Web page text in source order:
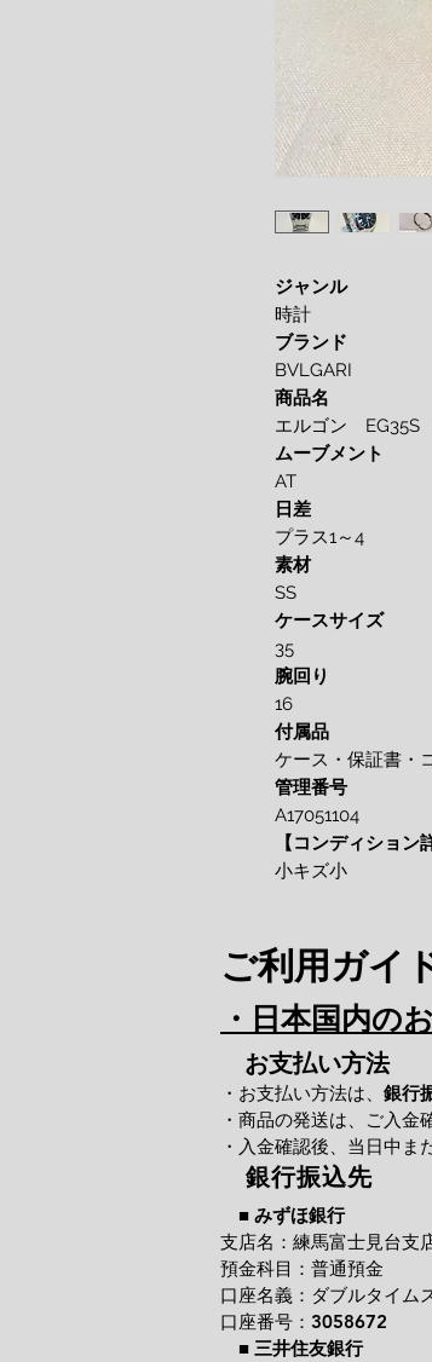
ジャンル
時計
ブランド
BVLGARI
商品名
エルゴン EG35S
ムーブメント
AT
日差
プラス1～4
素材
SS
ケースサイズ
35
腕回り
16
付属品
ケース・保証書・
管理番号
A17051104
【コンディション
小キズ小
ご利用ガイ
・日本国内の
お支払い方法
・お支払い方法は、 銀行
・商品の発送は、ご入金
・入金確認後、当日中ま
銀行振込先
■ みずほ銀行
支店名：練馬富士見台支
預金科目：普通預金
口座名義：ダブルタイム
口座番号：3058672
■ 三井住友銀行